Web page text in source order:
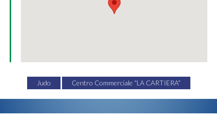
Judo Centro Commerciale “LA CARTIERA”